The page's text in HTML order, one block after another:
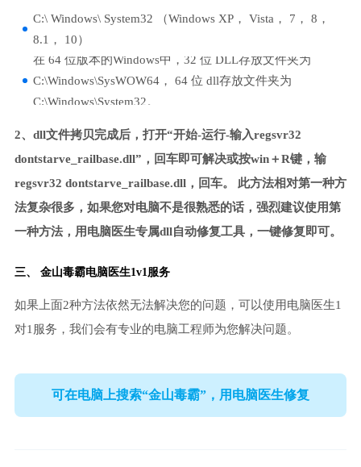
C:\ Windows\ System32 （Windows XP， Vista， 7， 8，
8.1， 10）
在 64 位版本的Windows中，32 位 DLL存放文件夹为
C:\Windows\SysWOW64， 64 位 dll存放文件夹为
C:\Windows\System32。
2、dll文件拷贝完成后，打开“开始-运行-输入regsvr32
dontstarve_railbase.dll”，回车即可解决或按win＋R键，输
regsvr32 dontstarve_railbase.dll，回车。 此方法相对第一种方
法复杂很多，如果您对电脑不是很熟悉的话，强烈建议使用第
一种方法，用电脑医生专属dll自动修复工具，一键修复即可。
三、 金山毒霸电脑医生1v1服务
如果上面2种方法依然无法解决您的问题，可以使用电脑医生1
对1服务，我们会有专业的电脑工程师为您解决问题。
可在电脑上搜索“金山毒霸”，用电脑医生修复